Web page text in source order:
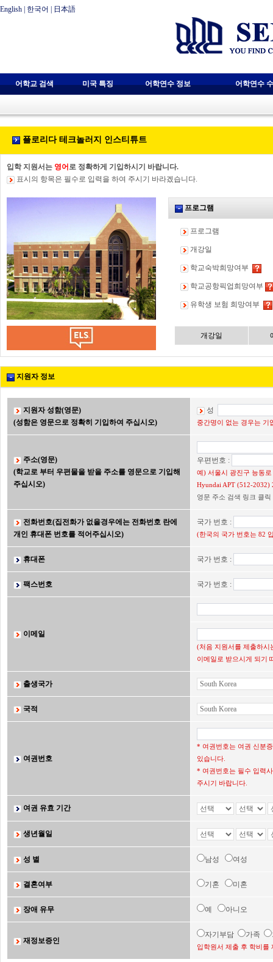
English 한국어 日本語
어학교 검색 미국 특징 어학연수 정보 어학연수
플로리다 테크놀러지 인스티튜트
입학 지원서는 영어 로 정확하게 기입하시기 바랍니다.
표시의 항목은 필수로 입력을 하여 주시기 바라겠습니다.
프로그램
프로그램
개강일
학교숙박희망여부
학교공항픽업희망여부
유학생 보험 희망여부
개강일
지원자 정보
지원자 성함(영문)
(성함은 영문으로 정확히 기입하여 주십시오)
성
중간명이 없는 경우는 기
주소(영문)
(학교로 부터 우편물을 받을 주소를 영문으로 기입해
주십시오)
우편번호 :
예) 서울시 광진구 능동
Hyundai APT (512-2032)
영문 주소 검색 링크 클릭
전화번호(집전화가 없을경우에는 전화번호 란에
개인 휴대폰 번호를 적어주십시오)
국가 번호 :
(한국의 국가 번호는 82
휴대폰 국가 번호 :
팩스번호 국가 번호 :
이메일
(처음 지원서를 제출하시
이메일로 받으시게 되기
출생국가
국적
여권번호
* 여권번호는 여권 신분
있습니다.
* 여권번호는 필수 입력
주시기 바랍니다.
여권 유효 기간
생년월일
성 별 남성 여성
결혼여부 기혼 미혼
장애 유무 예 아니오
재정보증인
자기부담 가족
입학원서 제출 후 학비를